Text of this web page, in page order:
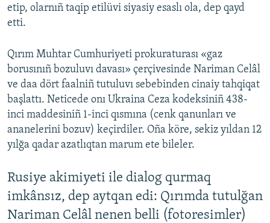
etip, olarnıñ taqip etilüvi siyasiy esaslı ola, dep qayd
etti.
Qırım Muhtar Cumhuriyeti prokuraturası «gaz
borusınıñ bozuluvı davası» çerçivesinde Nariman Celâl
ve daa dört faalniñ tutuluvı sebebinden cinaiy tahqiqat
başlattı. Neticede onı Ukraina Ceza kodeksiniñ 438-
inci maddesiniñ 1-inci qısmına (cenk qanunları ve
ananelerini bozuv) keçirdiler. Oña köre, sekiz yıldan 12
yılğa qadar azatlıqtan marum ete bileler.
Rusiye akimiyeti ile dialog qurmaq
imkânsız, dep aytqan edi: Qırımda tutulğan
Nariman Celâl nenen belli (fotoresimler)